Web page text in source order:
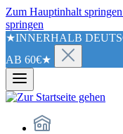
Zum Hauptinhalt springen
springen
★INNERHALB
AB 60€★